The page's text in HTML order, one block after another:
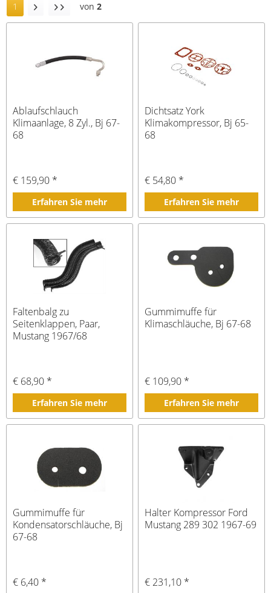
1 von 2
Ablaufschlauch
Klimaanlage, 8 Zyl., Bj 67-
68
€ 159,90 *
Erfahren Sie mehr
Dichtsatz York
Klimakompressor, Bj 65-
68
€ 54,80 *
Erfahren Sie mehr
Faltenbalg zu
Seitenklappen, Paar,
Mustang 1967/68
€ 68,90 *
Erfahren Sie mehr
Gummimuffe für
Klimaschläuche, Bj 67-68
€ 109,90 *
Erfahren Sie mehr
Gummimuffe für
Kondensatorschläuche, Bj
67-68
€ 6,40 *
Halter Kompressor Ford
Mustang 289 302 1967-69
€ 231,10 *